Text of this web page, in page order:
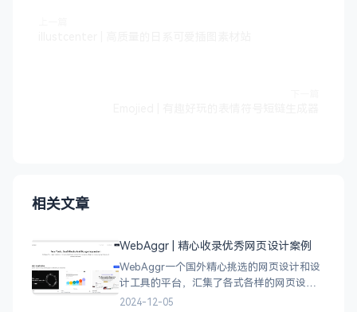
相关文章
WebAggr | 精心收录优秀网页设计案例
WebAggr一个国外精心挑选的网页设计和设
计工具的平台，汇集了各式各样的网页设计
案例，涵盖个人博客、时尚、设计、机构、
2024-12-05